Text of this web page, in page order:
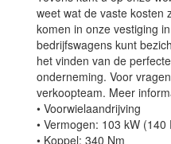
weet wat de vaste kosten
komen in onze vestiging
bedrijfswagens kunt
het vinden van de
onderneming. Voor
verkoopteam. Meer
• Voorwielaandrijving
• Vermogen: 103 kW (140
• Koppel: 340 Nm